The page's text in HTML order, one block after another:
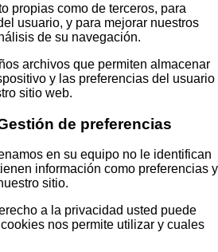
propias como de terceros, para
usuario, y para mejorar nuestros
de su navegación.
archivos que permiten almacenar
y las preferencias del usuario
sitio web.
de preferencias
en su equipo no le identifican
información como preferencias y
sitio.
a la privacidad usted puede
nos permite utilizar y cuales